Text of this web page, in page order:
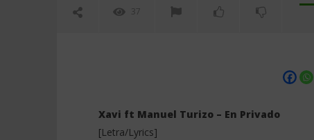
37
Xavi ft Manuel Turizo – En Privado
[Letra/Lyrics]